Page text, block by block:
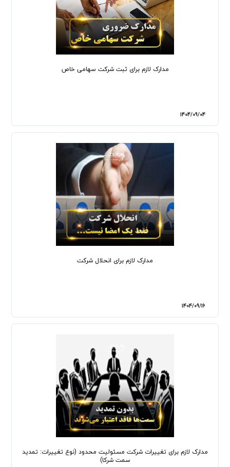
مدارک لازم برای ثبت شرکت سهامی خاص
1404/09/04
مدارک لازم برای انحلال شرکت
1404/09/16
مدارک لازم برای تغییرات شرکت مسئولیت‌ محدود (نوع تغییرات: تمدید
سمت شرکا)